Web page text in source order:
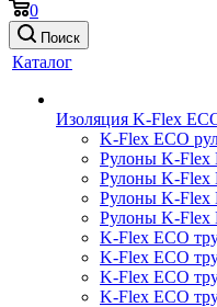
0
Поиск
Каталог
Изоляция K-Flex
K-Flex ECO
Рулоны K-Flex
Рулоны K-Flex
Рулоны K-Flex
Рулоны K-
K-Flex ECO
K-Flex ECO
K-Flex ECO
K-Flex ECO